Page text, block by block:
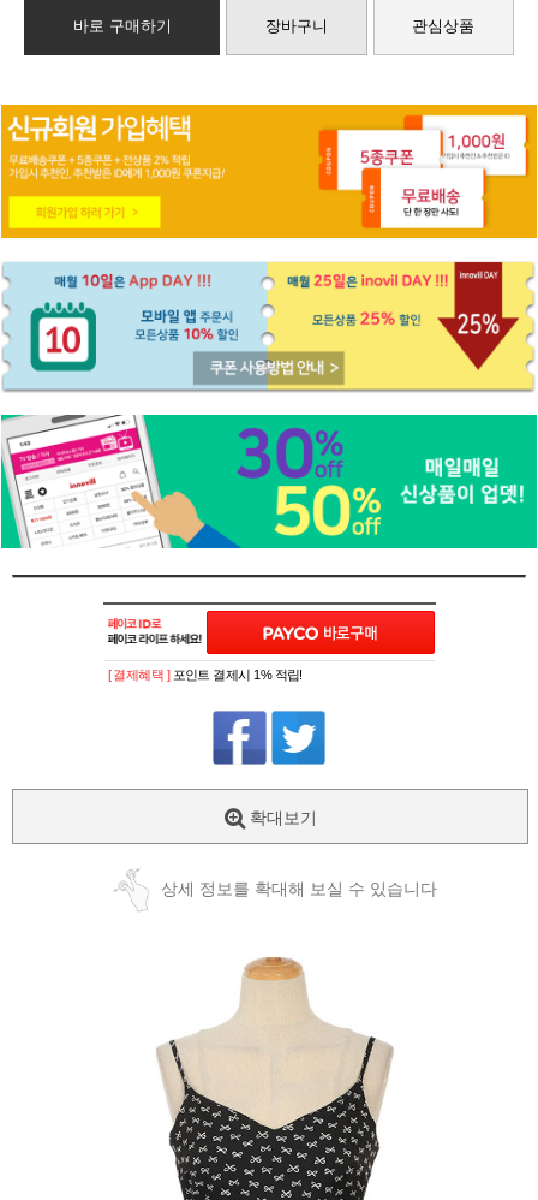
바로 구매하기 장바구니 관심상품
[ 결제혜택 ] 포인트 결제시 1% 적립!
확대보기
상세 정보를 확대해 보실 수 있습니다